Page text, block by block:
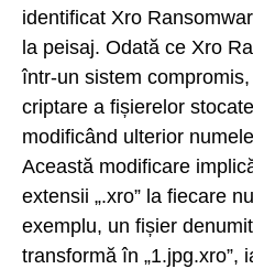
identificat Xro
la peisaj. Odată ce Xro
într-un sistem
criptare a fișierelor
modificând ulterior
Această modificare
extensii „.xro” la fiecare
exemplu, un fișier
transformă în „1.jpg.xro”,